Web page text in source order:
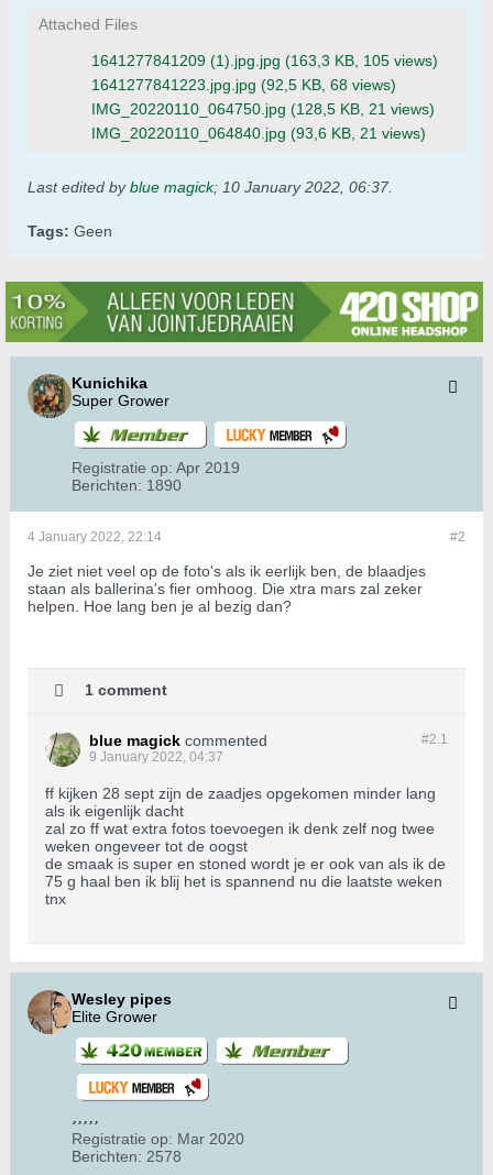
Attached Files
1641277841209 (1).jpg.jpg (163,3 KB, 105 views)
1641277841223.jpg.jpg (92,5 KB, 68 views)
IMG_20220110_064750.jpg (128,5 KB, 21 views)
IMG_20220110_064840.jpg (93,6 KB, 21 views)
Last edited byblue magick; 10 January 2022, 06:37
Tags: Geen
Kunichika
Super Grower
Registratie op: Apr 2019
Berichten: 1890
#2
4 January 2022, 22:14
Je ziet niet veel op de foto's als ik eerlijk ben, de blaadjes
staan als ballerina's fier omhoog. Die xtra mars zal zeker
helpen. Hoe lang ben je al bezig dan?
1 comment
#2.1
blue magick commented
9 January 2022, 04:37
ff kijken 28 sept zijn de zaadjes opgekomen minder lang
als ik eigenlijk dacht
zal zo ff wat extra fotos toevoegen ik denk zelf nog twee
weken ongeveer tot de oogst
de smaak is super en stoned wordt je er ook van als ik de
75 g haal ben ik blij het is spannend nu die laatste weken
tnx
Wesley pipes
Elite Grower
Registratie op: Mar 2020
Berichten: 2578